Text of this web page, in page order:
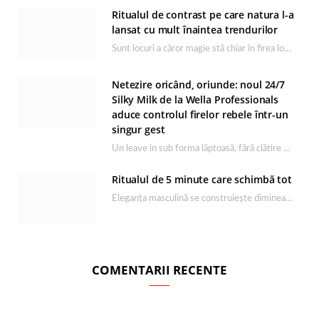
Ritualul de contrast pe care natura l-a
lansat cu mult înaintea trendurilor
Sunt locuri a căror magie stă chiar în firea lor naturală, iar Lacul Ursu din…
Netezire oricând, oriunde: noul 24/7
Silky Milk de la Wella Professionals
aduce controlul firelor rebele într-un
singur gest
Un leave in sub forma lăptoasă, fără clătire care completează rutina Ultimate Smooth și transformă…
Ritualul de 5 minute care schimbă tot
Eleganța masculină se construiește dimineața, în câteva minute și cu produsele potrivite. O rutină de…
COMENTARII RECENTE